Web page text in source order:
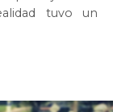
tuvo un